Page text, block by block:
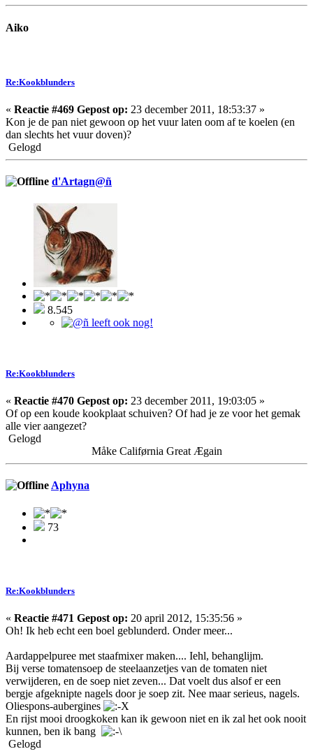
Aiko
Re:Kookblunders
« Reactie #469 Gepost op: 23 december 2011, 18:53:37 »
Kon je de pan niet gewoon op het vuur laten oom af te koelen (en
dan slechts het vuur doven)?
Gelogd
d'Artagn@ñ
8.545
Re:Kookblunders
« Reactie #470 Gepost op: 23 december 2011, 19:03:05 »
Of op een koude kookplaat schuiven? Of had je ze voor het gemak
alle vier aangezet?
Gelogd
Måke Califørnia Great Ægain
Aphyna
73
Re:Kookblunders
« Reactie #471 Gepost op: 20 april 2012, 15:35:56 »
Oh! Ik heb echt een boel geblunderd. Onder meer...
Aardappelpuree met staafmixer maken.... Iehl, behanglijm.
Bij verse tomatensoep de steelaanzetjes van de tomaten niet
verwijderen, en de soep niet zeven... Dat voelt dus alsof er een
bergje afgeknipte nagels door je soep zit. Nee maar serieus, nagels.
Oliespons-aubergines
En rijst mooi droogkoken kan ik gewoon niet en ik zal het ook nooit
kunnen, ben ik bang
Gelogd